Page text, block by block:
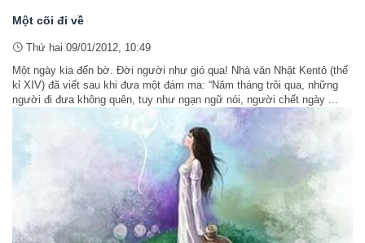
Một cõi đi về
Thứ hai 09/01/2012, 10:49
Một ngày kia đến bờ. Đời người như gió qua! Nhà văn Nhật Kentô (thế
kỉ XIV) đã viết sau khi đưa một đám ma: “Năm tháng trôi qua, những
người đi đưa không quên, tuy như ngạn ngữ nói, người chết ngày ...